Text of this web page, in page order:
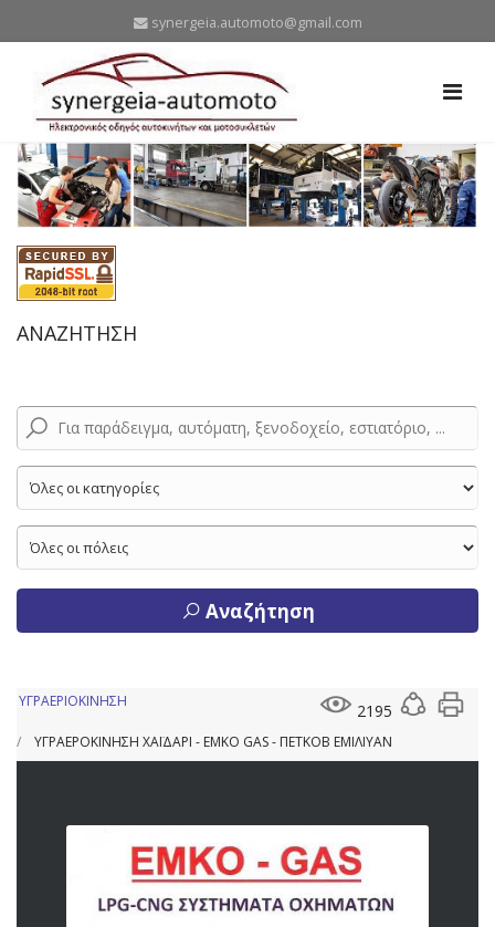
synergeia.automoto@gmail.com
ΑΝΑΖΗΤΗΣΗ
Αναζήτηση
2195
ΥΓΡΑΕΡΙΟΚΙΝΗΣΗ
ΥΓΡΑΕΡΟΚΙΝΗΣΗ ΧΑΪΔΑΡΙ - EMKO GAS - ΠΕΤΚΟΒ ΕΜΙΛΙΥΑΝ